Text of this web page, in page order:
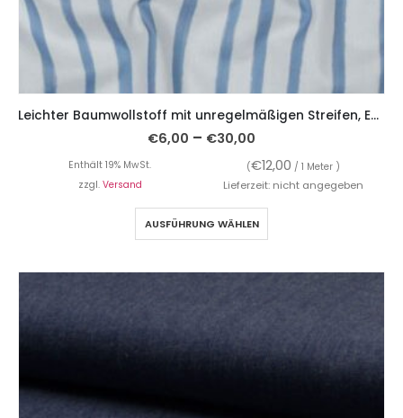
Leichter Baumwollstoff mit unregelmäßigen Streifen, Ecru Hellblau
€6,00 – €30,00
Enthält 19% MwSt. (€12,00 / 1 Meter )
zzgl. Versand Lieferzeit: nicht angegeben
AUSFÜHRUNG WÄHLEN